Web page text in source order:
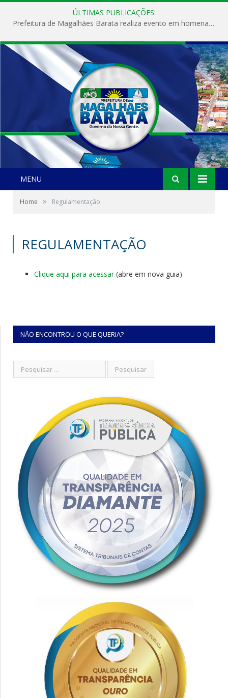
ÚLTIMAS PUBLICAÇÕES:
Prefeitura de Magalhães Barata realiza evento em homenagem ao Dia Internacional da Mulher
MENU
Home » Regulamentação
REGULAMENTAÇÃO
Clique aqui para acessar(abre em nova guia)
NÃO ENCONTROU O QUE QUERIA?